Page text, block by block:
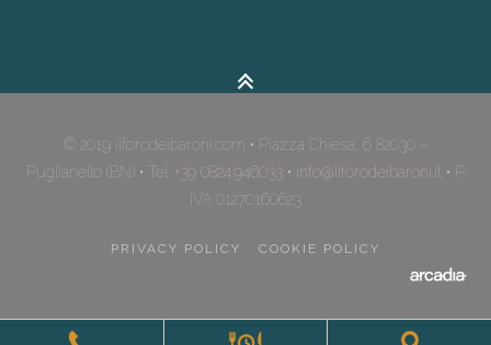
© 2019 ilforodeibaroni.com • Piazza Chiesa, 6 82030 –
Puglianello (BN) • Tel. +39 0824.946033• info@ilforodeibaroni.it • P.
IVA 01270160623
PRIVACY POLICY COOKIE POLICY